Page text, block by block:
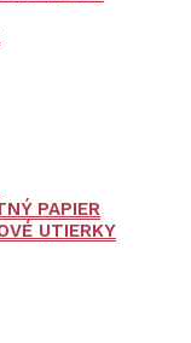
PAPIER
UTIERKY